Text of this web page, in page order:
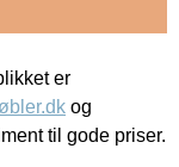
er
og
til gode priser.